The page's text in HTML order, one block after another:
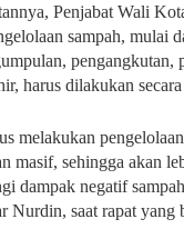
Penjabat Wali
sampah, mulai
pengangkutan,
harus dilakukan secara
melakukan
masif, sehingga akan
dampak negatif
Nurdin, saat rapat yang